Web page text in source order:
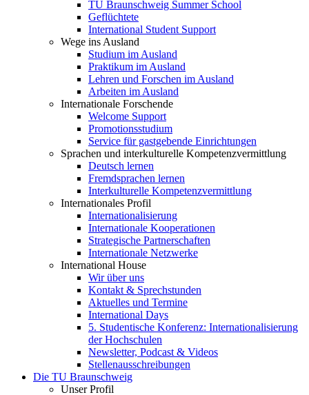
TU Braunschweig Summer School
Geflüchtete
International Student Support
Wege ins Ausland
Studium im Ausland
Praktikum im Ausland
Lehren und Forschen im Ausland
Arbeiten im Ausland
Internationale Forschende
Welcome Support
Promotionsstudium
Service für gastgebende Einrichtungen
Sprachen und interkulturelle Kompetenzvermittlung
Deutsch lernen
Fremdsprachen lernen
Interkulturelle Kompetenzvermittlung
Internationales Profil
Internationalisierung
Internationale Kooperationen
Strategische Partnerschaften
Internationale Netzwerke
International House
Wir über uns
Kontakt & Sprechstunden
Aktuelles und Termine
International Days
5. Studentische Konferenz: Internationalisierung
der Hochschulen
Newsletter, Podcast & Videos
Stellenausschreibungen
Die TU Braunschweig
Unser Profil